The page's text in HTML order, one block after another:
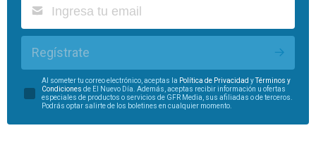
Regístrate
Al someter tu correo electrónico, aceptas la Política de Privacidad yTérminos y
Condiciones de El Nuevo Día. Además, aceptas recibir información u ofertas
especiales de productos o servicios de GFR Media, sus afiliadas o de terceros.
Podrás optar salirte de los boletines en cualquier momento.